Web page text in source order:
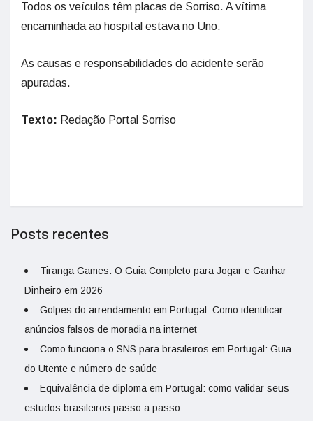
Todos os veículos têm placas de Sorriso. A vítima
encaminhada ao hospital estava no Uno.
As causas e responsabilidades do acidente serão
apuradas.
Texto: Redação Portal Sorriso
Posts recentes
Tiranga Games: O Guia Completo para Jogar e Ganhar
Dinheiro em 2026
Golpes do arrendamento em Portugal: Como identificar
anúncios falsos de moradia na internet
Como funciona o SNS para brasileiros em Portugal: Guia
do Utente e número de saúde
Equivalência de diploma em Portugal: como validar seus
estudos brasileiros passo a passo